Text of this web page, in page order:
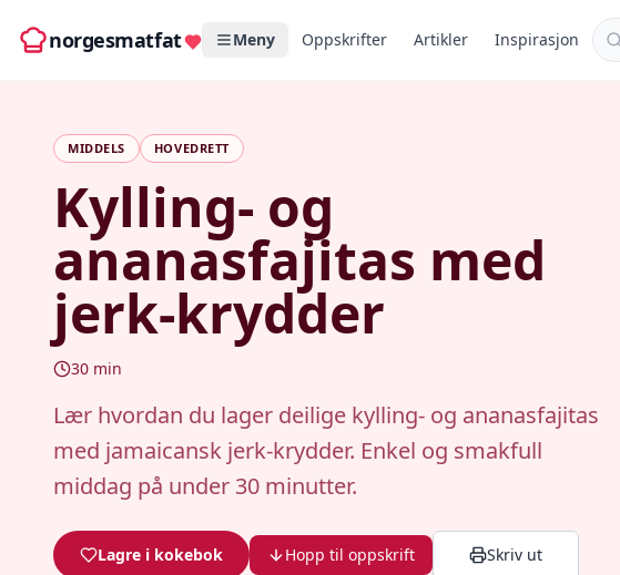
norgesmatfat Meny Oppskrifter Artikler Inspirasjon
MIDDELS HOVEDRETT
Kylling- og
ananasfajitas med
jerk-krydder
30 min
Lær hvordan du lager deilige kylling- og ananasfajitas
med jamaicansk jerk-krydder. Enkel og smakfull
middag på under 30 minutter.
Lagre i kokebok Hopp til oppskrift Skriv ut